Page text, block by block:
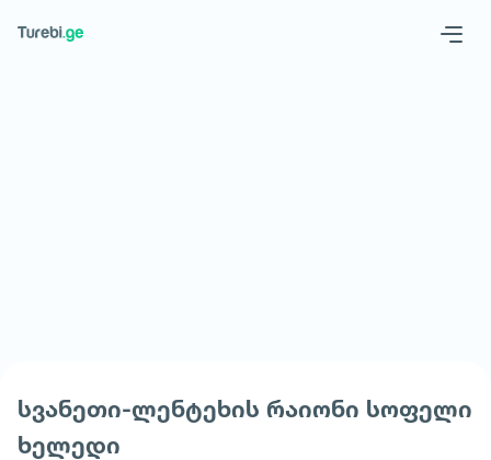
სვანეთი-ლენტეხის რაიონი სოფელი
ხელედი